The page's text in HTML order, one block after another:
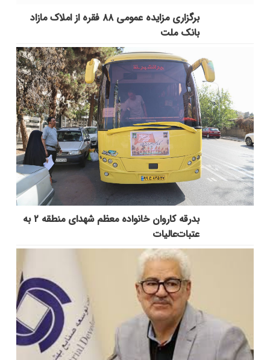
برگزاری مزایده عمومی ۸۸ فقره از املاک مازاد
بانک ملت
بدرقه کاروان خانواده معظم شهدای منطقه ۲ به
عتبات‌عالیات